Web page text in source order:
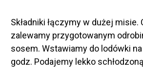
Składniki łączymy w dużej misie.
zalewamy przygotowanym
sosem. Wstawiamy do lodówki na
godz. Podajemy lekko